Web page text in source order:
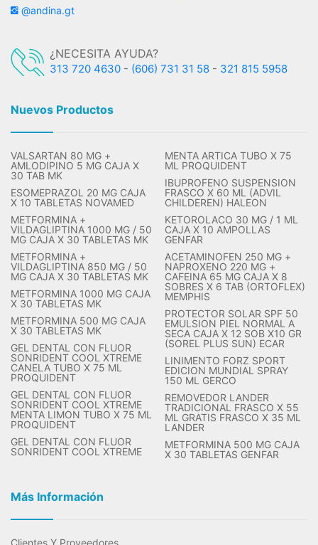
@andina.gt
¿NECESITA AYUDA?
313 720 4630 - (606) 731 31 58 - 321 815 5958
Nuevos Productos
VALSARTAN 80 MG +
AMLODIPINO 5 MG CAJA X
30 TAB MK
ESOMEPRAZOL 20 MG CAJA
X 10 TABLETAS NOVAMED
METFORMINA +
VILDAGLIPTINA 1000 MG / 50
MG CAJA X 30 TABLETAS MK
METFORMINA +
VILDAGLIPTINA 850 MG / 50
MG CAJA X 30 TABLETAS MK
METFORMINA 1000 MG CAJA
X 30 TABLETAS MK
METFORMINA 500 MG CAJA
X 30 TABLETAS MK
GEL DENTAL CON FLUOR
SONRIDENT COOL XTREME
CANELA TUBO X 75 ML
PROQUIDENT
GEL DENTAL CON FLUOR
SONRIDENT COOL XTREME
MENTA LIMON TUBO X 75 ML
PROQUIDENT
GEL DENTAL CON FLUOR
SONRIDENT COOL XTREME
MENTA ARTICA TUBO X 75
ML PROQUIDENT
IBUPROFENO SUSPENSION
FRASCO X 60 ML (ADVIL
CHILDEREN) HALEON
KETOROLACO 30 MG / 1 ML
CAJA X 10 AMPOLLAS
GENFAR
ACETAMINOFEN 250 MG +
NAPROXENO 220 MG +
CAFEINA 65 MG CAJA X 8
SOBRES X 6 TAB (ORTOFLEX)
MEMPHIS
PROTECTOR SOLAR SPF 50
EMULSION PIEL NORMAL A
SECA CAJA X 12 SOB X10 GR
(SOREL PLUS SUN) ECAR
LINIMENTO FORZ SPORT
EDICION MUNDIAL SPRAY
150 ML GERCO
REMOVEDOR LANDER
TRADICIONAL FRASCO X 55
ML GRATIS FRASCO X 35 ML
LANDER
METFORMINA 500 MG CAJA
X 30 TABLETAS GENFAR
Más Información
Clientes Y Proveedores